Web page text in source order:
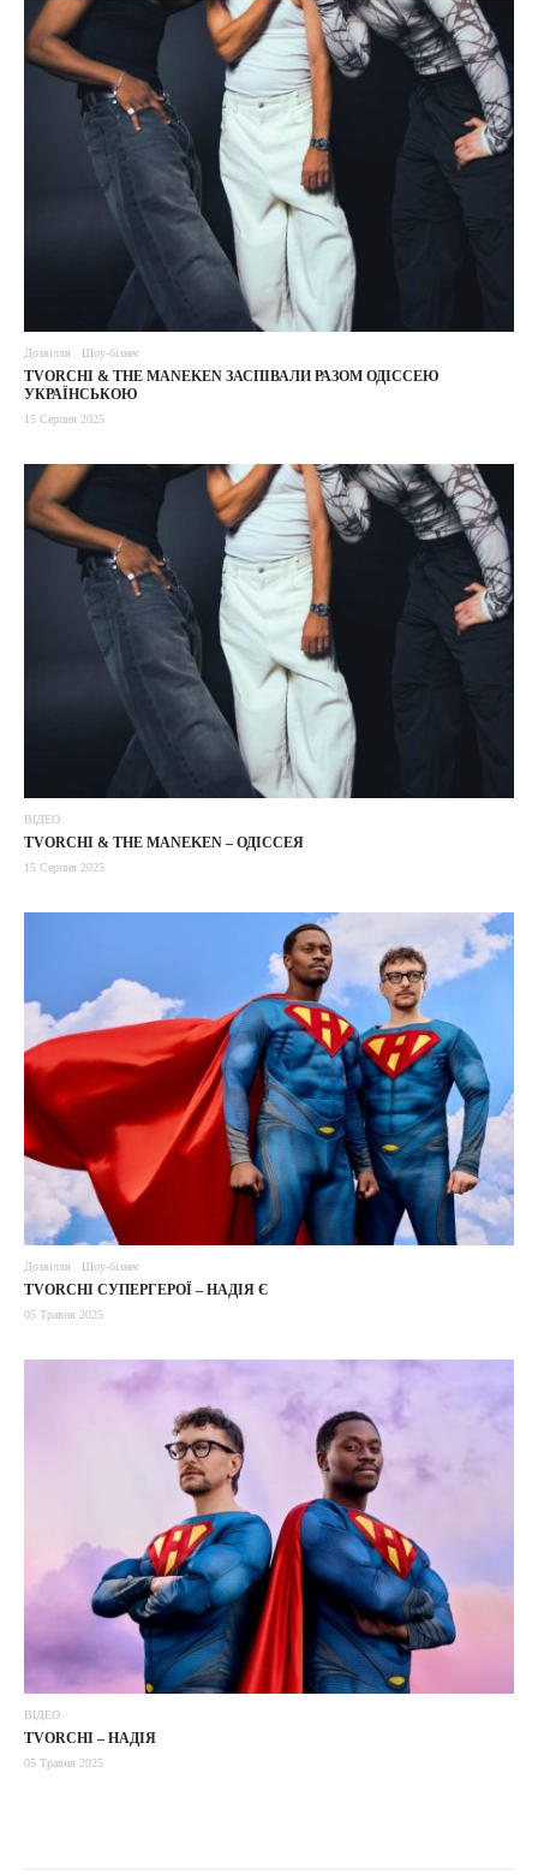
Дозвілля Шоу-бізнес
TVORCHI & THE MANEKEN ЗАСПІВАЛИ РАЗОМ ОДІССЕЮ
УКРАЇНСЬКОЮ
15 Серпня 2025
ВІДЕО
TVORCHI & THE MANEKEN – ОДІССЕЯ
15 Серпня 2025
Дозвілля Шоу-бізнес
TVORCHI СУПЕРГЕРОЇ – НАДІЯ Є
05 Травня 2025
ВІДЕО
TVORCHI – НАДІЯ
05 Травня 2025